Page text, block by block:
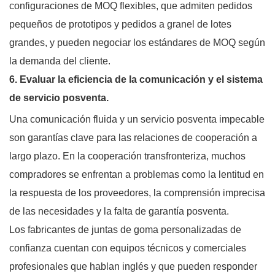
configuraciones de MOQ flexibles, que admiten pedidos
pequeños de prototipos y pedidos a granel de lotes
grandes, y pueden negociar los estándares de MOQ según
la demanda del cliente.
6. Evaluar la eficiencia de la comunicación y el sistema
de servicio posventa.
Una comunicación fluida y un servicio posventa impecable
son garantías clave para las relaciones de cooperación a
largo plazo. En la cooperación transfronteriza, muchos
compradores se enfrentan a problemas como la lentitud en
la respuesta de los proveedores, la comprensión imprecisa
de las necesidades y la falta de garantía posventa.
Los fabricantes de juntas de goma personalizadas de
confianza cuentan con equipos técnicos y comerciales
profesionales que hablan inglés y que pueden responder